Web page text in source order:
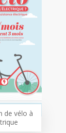
de vélo à